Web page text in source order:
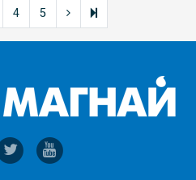
4 5